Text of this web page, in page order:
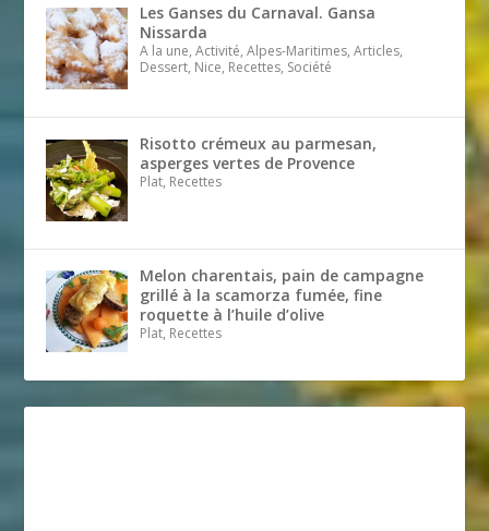
Les Ganses du Carnaval. Gansa
Nissarda
A la une, Activité, Alpes-Maritimes, Articles,
Dessert, Nice, Recettes, Société
Risotto crémeux au parmesan,
asperges vertes de Provence
Plat, Recettes
Melon charentais, pain de campagne
grillé à la scamorza fumée, fine
roquette à l’huile d’olive
Plat, Recettes